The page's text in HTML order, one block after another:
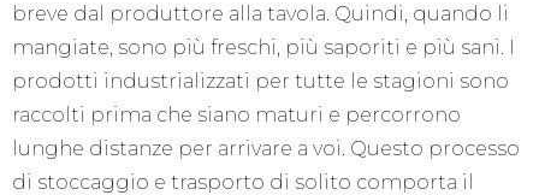
breve dal produttore alla tavola. Quindi, quando li
mangiate, sono più freschi, più saporiti e più sani. I
prodotti industrializzati per tutte le stagioni sono
raccolti prima che siano maturi e percorrono
lunghe distanze per arrivare a voi. Questo processo
di stoccaggio e trasporto di solito comporta il